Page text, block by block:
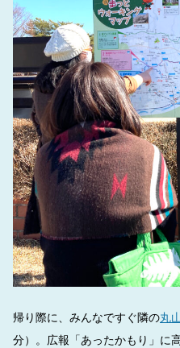
帰り際に、みんなですぐ隣の丸
分）。広報「あったかもり」に